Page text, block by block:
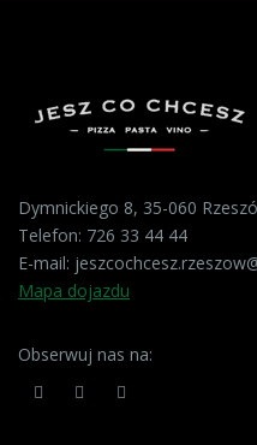
Dymnickiego 8, 35-060
Telefon: 726 33 44 44
E-mail:
Mapa dojazdu
Obserwuj nas na: